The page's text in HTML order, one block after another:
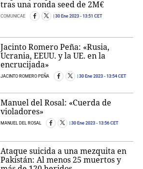
tras una ronda seed de 2M€
COMUNICAE 30 Ene 2023 - 13:51 CET
Jacinto Romero Peña: «Rusia,
Ucrania, EEUU. y la UE. en la
encrucijada»
JACINTO ROMERO PEÑA 30 Ene 2023 - 13:54 CET
Manuel del Rosal: «Cuerda de
violadores»
MANUEL DEL ROSAL 30 Ene 2023 - 13:56 CET
Ataque suicida a una mezquita en
Pakistán: Al menos 25 muertos y